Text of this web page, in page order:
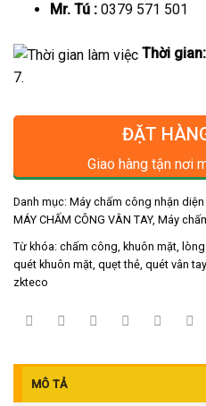
Mr. Tú :0379 571 501
Thời gian:
7.
ĐẶT
Giao hàng tận nơi
Danh mục: Máy chấm công nhận
MÁY CHẤM CÔNG VÂN TAY, Máy
Từ khóa: chấm công, khuôn mặt,
quét khuôn mặt, quẹt thẻ, quét vân tay
zkteco
MÔ TẢ